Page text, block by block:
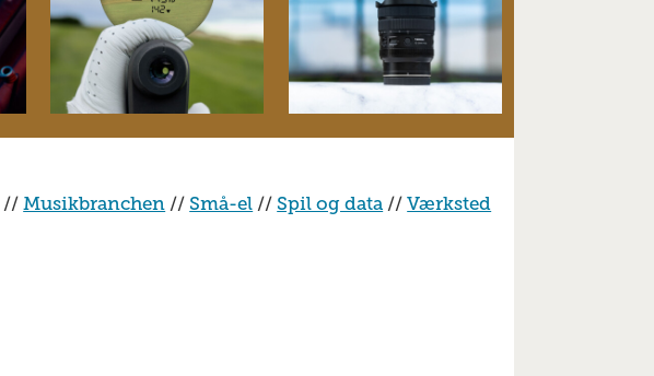
//Musikbranchen // Små-el // Spil og data //Værksted